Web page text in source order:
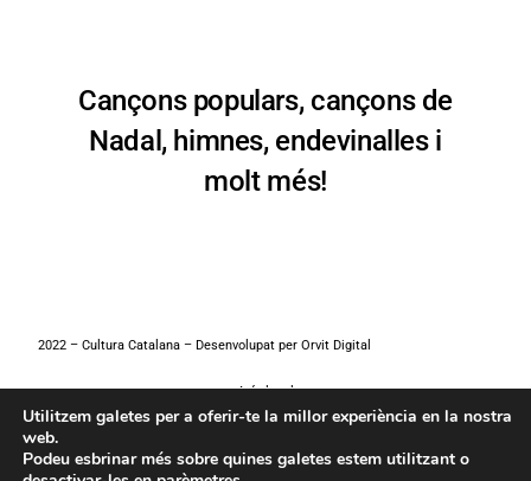
Cançons populars, cançons de
Nadal, himnes, endevinalles i
molt més!
2022 – Cultura Catalana – Desenvolupat per Orvit Digital
Avís legal
Utilitzem galetes per a oferir-te la millor experiència en la nostra
web.
Podeu esbrinar més sobre quines galetes estem utilitzant o